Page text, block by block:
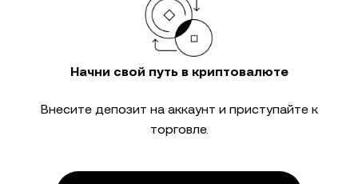
Начни свой путь в криптовалюте
Внесите депозит на аккаунт и приступайте к
торговле.